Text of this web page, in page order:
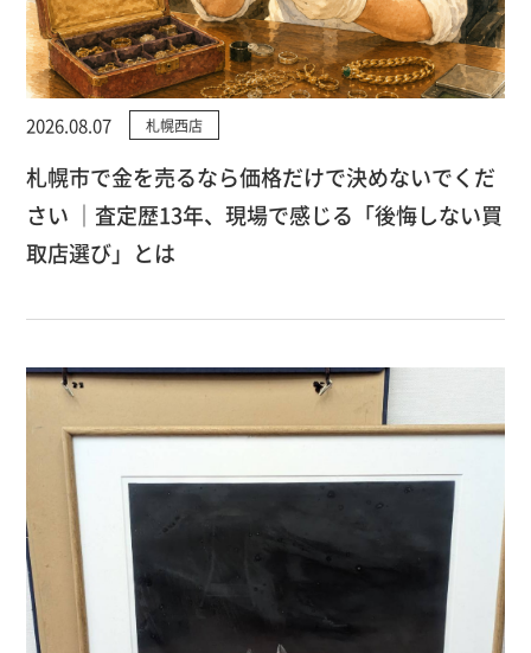
2026.08.07 札幌西店
札幌市で金を売るなら価格だけで決めないでくだ
さい ｜査定歴13年、現場で感じる「後悔しない買
取店選び」とは